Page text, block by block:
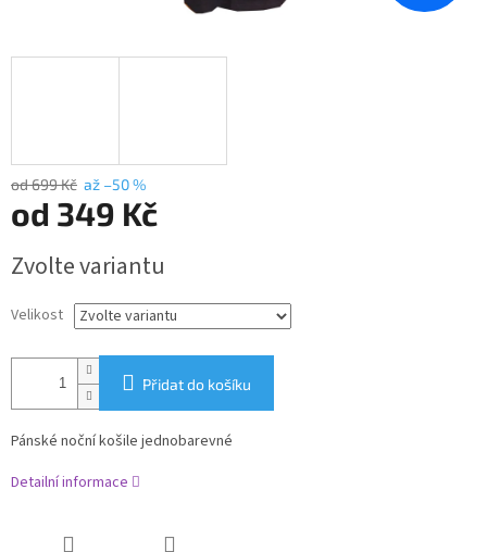
od 699 Kč až –50 %
od 349 Kč
cena:
Zvolte variantu
Velikost
Přidat do košíku
Pánské noční košile jednobarevné
Detailní informace